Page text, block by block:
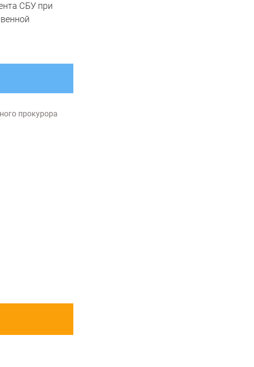
СБУ при
прокурора